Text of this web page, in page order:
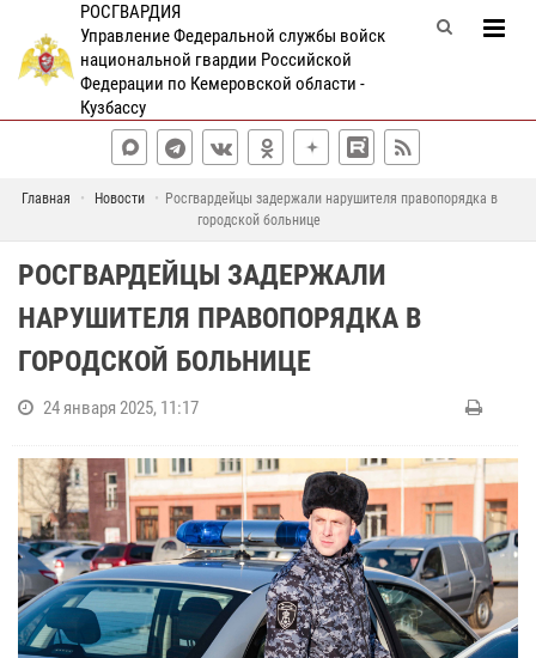
РОСГВАРДИЯ
Управление Федеральной службы войск
национальной гвардии Российской
Федерации по Кемеровской области -
Кузбассу
Главная Новости
Росгвардейцы задержали нарушителя правопорядка в
городской больнице
РОСГВАРДЕЙЦЫ ЗАДЕРЖАЛИ
НАРУШИТЕЛЯ ПРАВОПОРЯДКА В
ГОРОДСКОЙ БОЛЬНИЦЕ
24 января 2025, 11:17